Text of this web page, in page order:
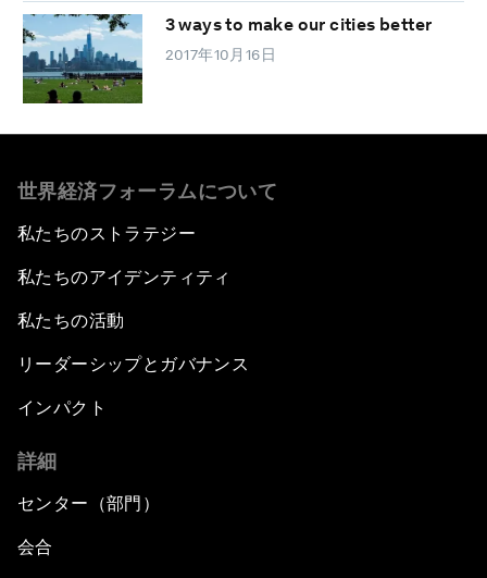
3 ways to make our cities better
2017年10月16日
世界経済フォーラムについて
私たちのストラテジー
私たちのアイデンティティ
私たちの活動
リーダーシップとガバナンス
インパクト
詳細
センター（部門）
会合